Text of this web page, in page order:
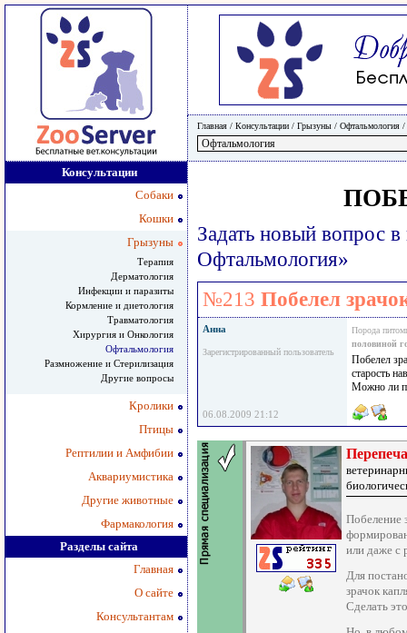
Главная / Консультации / Грызуны / Офтальмология /
Консультации
Собаки
Кошки
Грызуны
Терапия
Дерматология
Инфекции и паразиты
Кормление и диетология
Травматология
Хирургия и Онкология
Офтальмология
Размножение и Стерилизация
Другие вопросы
Кролики
Птицы
Рептилии и Амфибии
Аквариумистика
Другие животные
Фармакология
Разделы сайта
Главная
О сайте
Консультантам
Задать новый вопрос
Офтальмология»
№213 Побелел
Анна
Зарегистрированный пользователь
Порода
половиной
Побелел
старость
Можно ли
06.08.2009 21:12
Побеление
или даже с
Для
зрачок
Сделать